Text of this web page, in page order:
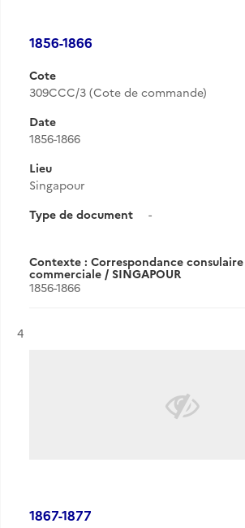
1856-1866
Cote
309CCC/3 (Cote de commande)
Date
1856-1866
Lieu
Singapour
Type de document
-
Contexte : Correspondance
commerciale / SINGAPOUR
1856-1866
Résultat n°
4
1867-1877